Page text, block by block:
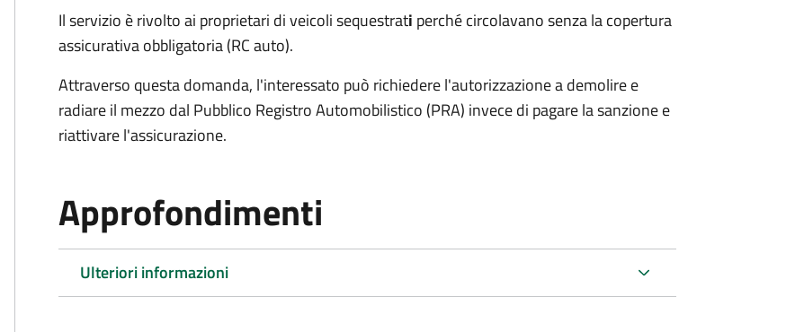
Il servizio è rivolto ai proprietari di veicoli sequestrati perché circolavano senza la copertura
assicurativa obbligatoria (RC auto).
Attraverso questa domanda, l'interessato può richiedere l'autorizzazione a demolire e
radiare il mezzo dal Pubblico Registro Automobilistico (PRA) invece di pagare la sanzione e
riattivare l'assicurazione.
Approfondimenti
Ulteriori informazioni